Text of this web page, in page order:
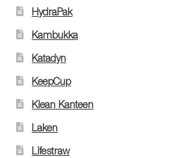
HydraPak
Kambukka
Katadyn
KeepCup
Klean Kanteen
Laken
Lifestraw